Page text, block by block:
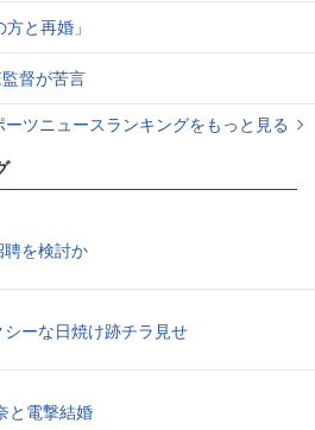
と再婚」
督が苦言
ーツニュースランキングをもっと見る
を検討か
ーな日焼け跡チラ見せ
と電撃結婚